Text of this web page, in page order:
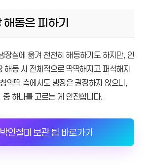
해동은 피하기
장실에 옮겨 천천히 해동하기도 하지만, 인
해동 시 전체적으로 딱딱해지고 퍼석해지
억떡 측에서도 냉장은 권장하지 않으니,
중 하나를 고르는 게 안전합니다.
인절미 보관 팁 바로가기